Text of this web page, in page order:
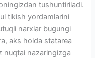
tushuntiriladi.
tikish yordamlarini
narxlar bugungi
aks holda statarea
nuqtai nazaringizga